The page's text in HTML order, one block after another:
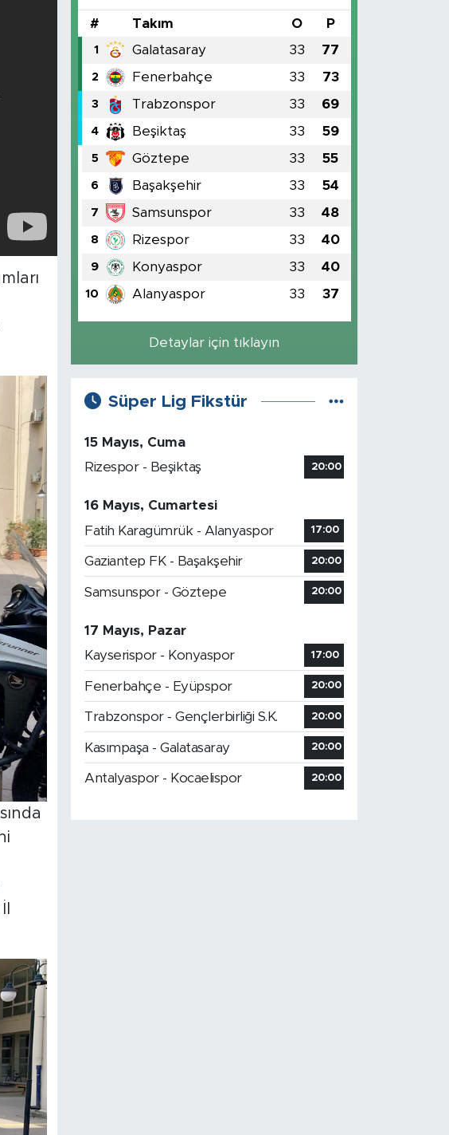
# Takım O P
1 Galatasaray 33 77
2 Fenerbahçe 33 73
3 Trabzonspor 33 69
4 Beşiktaş 33 59
5 Göztepe 33 55
6 Başakşehir 33 54
7 Samsunspor 33 48
8 Rizespor 33 40
9 Konyaspor 33 40
10 Alanyaspor 33 37
Detaylar için tıklayın
Süper Lig Fikstür
15 Mayıs, Cuma
Rizespor - Beşiktaş
20:00
16 Mayıs, Cumartesi
Fatih Karagümrük - Alanyaspor
17:00
Gaziantep FK - Başakşehir 20:00
Samsunspor - Göztepe 20:00
17 Mayıs, Pazar
Kayserispor - Konyaspor
17:00
Fenerbahçe - Eyüpspor 20:00
Trabzonspor - Gençlerbirliği S.K. 20:00
Kasımpaşa - Galatasaray 20:00
Antalyaspor - Kocaelispor 20:00